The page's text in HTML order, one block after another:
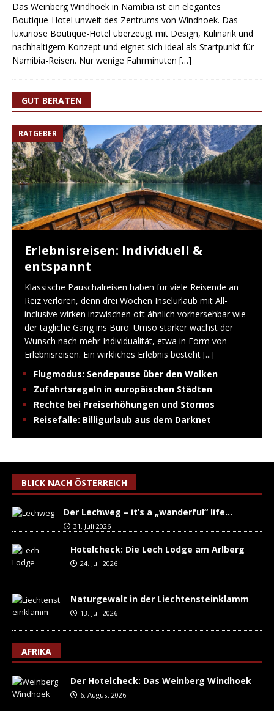
Das Weinberg Windhoek in Namibia ist ein elegantes
Boutique-Hotel unweit des Zentrums von Windhoek. Das
luxuriöse Boutique-Hotel überzeugt mit Design, Kulinarik und
nachhaltigem Konzept und eignet sich ideal als Startpunkt für
Namibia-Reisen. Nur wenige Fahrminuten […]
GUT BERATEN
RATGEBER
Erlebnisreisen: Individuell &
entspannt
Klassische Pauschalreisen haben für viele Reisende an
Reiz verloren, denn drei Wochen Inselurlaub mit All-
inclusive wirken inzwischen oft ähnlich vorhersehbar wie
der tägliche Gang ins Büro. Umso stärker wächst der
Wunsch nach mehr Individualität, etwa in Form von
Erlebnisreisen. Ein wirkliches Erlebnis besteht [...]
Flugmodus: Sendepause über den Wolken
Zufahrtsregeln in europäischen Städten
Rechte bei Preiserhöhungen und Stornos
Reisefalle: Billigurlaub aus dem Darknet
BLICK NACH ÖSTERREICH
Der Lechweg – it’s a „wanderful“ life…
31. Juli 2026
Hotelcheck: Die Lech Lodge am Arlberg
24. Juli 2026
Naturgewalt in der Liechtensteinklamm
13. Juli 2026
AFRIKA
Der Hotelcheck: Das Weinberg Windhoek
6. August 2026